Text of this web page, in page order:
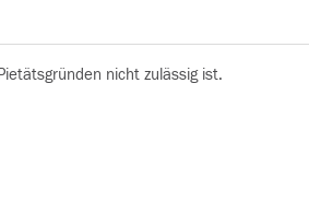
nicht zulässig ist.